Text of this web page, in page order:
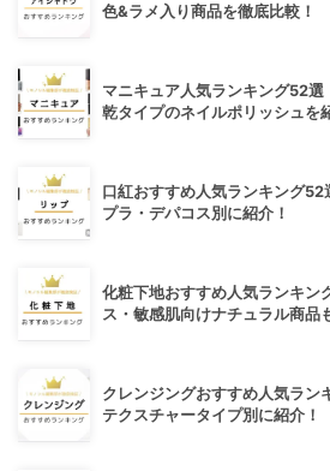
色&ラメ入り商品を徹底比較！
マニキュア人気ランキング52
乾タイプのネイルポリッシュを
口紅おすすめ人気ランキング
プラ・デパコス別に紹介！
化粧下地おすすめ人気ランキン
ス・敏感肌向けナチュラル商品
クレンジングおすすめ人気ラン
テクスチャータイプ別に紹介！